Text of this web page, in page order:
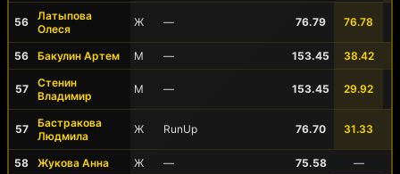
56
Латыпова
Олеся
Ж — 76.79 76.78
56 Бакулин Артем М — 153.45 38.42
57
Стенин
Владимир
М — 153.45 29.92
57
Бастракова
Людмила
Ж RunUp 76.70 31.33
58 Жукова Анна Ж — 75.58 —